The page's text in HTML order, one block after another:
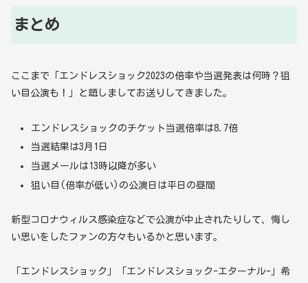
まとめ
ここまで「エンドレスショック2023の倍率や当選発表は何時？狙
い目公演も！」と題しましてお送りしてきました。
エンドレスショックのチケット当選倍率は8.7倍
当選結果は3月1日
当選メールは13時以降が多い
狙い目(倍率が低い)の公演日は平日の昼間
新型コロナウィルス感染症などで公演が中止されたりして、悔し
い思いをしたファンの方々もいるかと思います。
「エンドレスショック」「エンドレスショック-エターナル-」希